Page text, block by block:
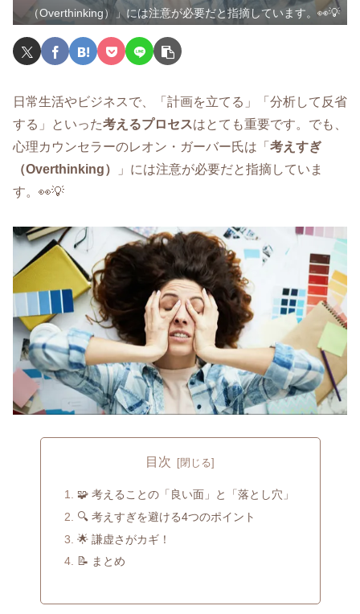
（Overthinking）」には注意が必要だと指摘しています。👀💡
日常生活やビジネスで、「計画を立てる」「分析して反省
する」といった考えるプロセスはとても重要です。でも、
心理カウンセラーのレオン・ガーバー氏は「 考えすぎ
（Overthinking）
」には注意が必要だと指摘していま
す。👀💡
目次
🧩 考えることの「良い面」と「落とし穴」
🔍 考えすぎを避ける4つのポイント
🌟 謙虚さがカギ！
📝 まとめ